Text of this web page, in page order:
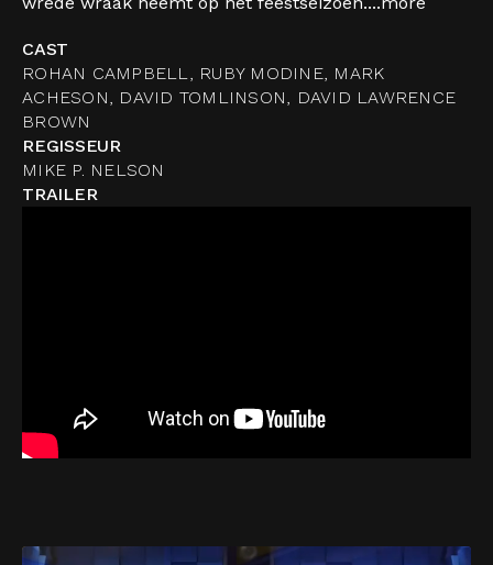
CAST
ROHAN CAMPBELL, RUBY MODINE, MARK
ACHESON, DAVID TOMLINSON, DAVID LAWRENCE
BROWN
REGISSEUR
MIKE P. NELSON
TRAILER